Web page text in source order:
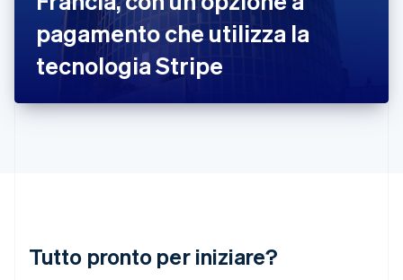
pagamento che utilizza la
tecnologia Stripe
Tutto pronto per iniziare?
English
Italia
ItalianoEnglish
Lettonia
Liechtenstein
Malta
English